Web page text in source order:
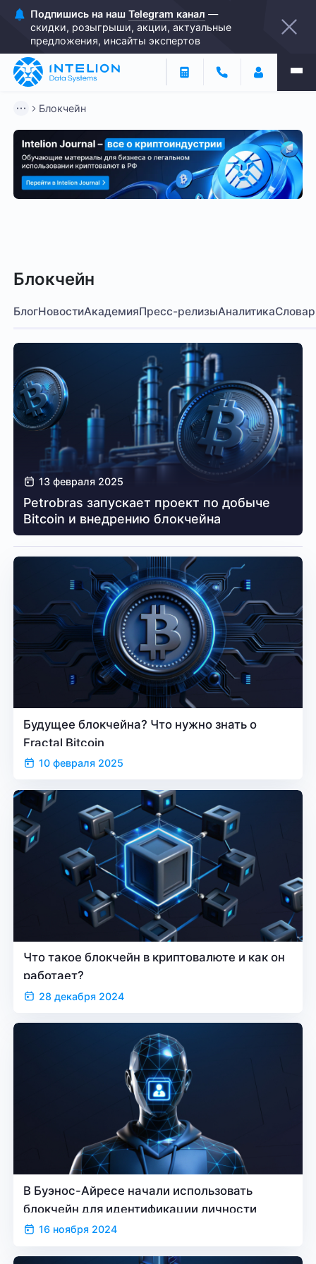
Подпишись на наш Telegram канал —
скидки, розыгрыши, акции, актуальные
предложения, инсайты экспертов
Блокчейн
Блокчейн
БлогНовостиАкадемияПресс-релизыАналитика
13 февраля 2025
Petrobras запускает проект по добыче
Bitcoin и внедрению блокчейна
Будущее блокчейна? Что нужно знать о
Fractal Bitcoin
10 февраля 2025
Что такое блокчейн в криптовалюте и как он
работает?
28 декабря 2024
В Буэнос-Айресе начали использовать
блокчейн для идентификации личности
16 ноября 2024